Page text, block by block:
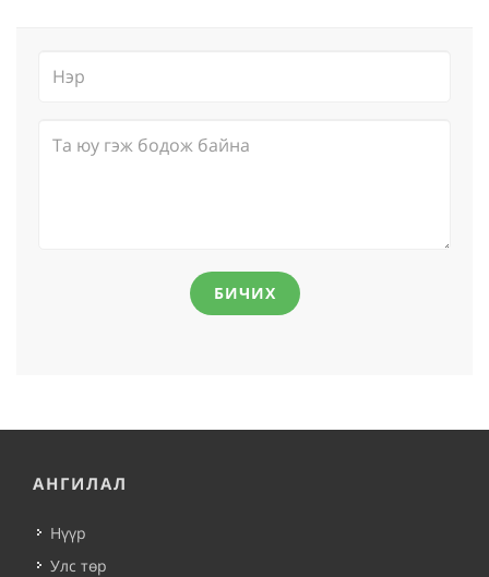
БИЧИХ
АНГИЛАЛ
Нүүр
Улс төр